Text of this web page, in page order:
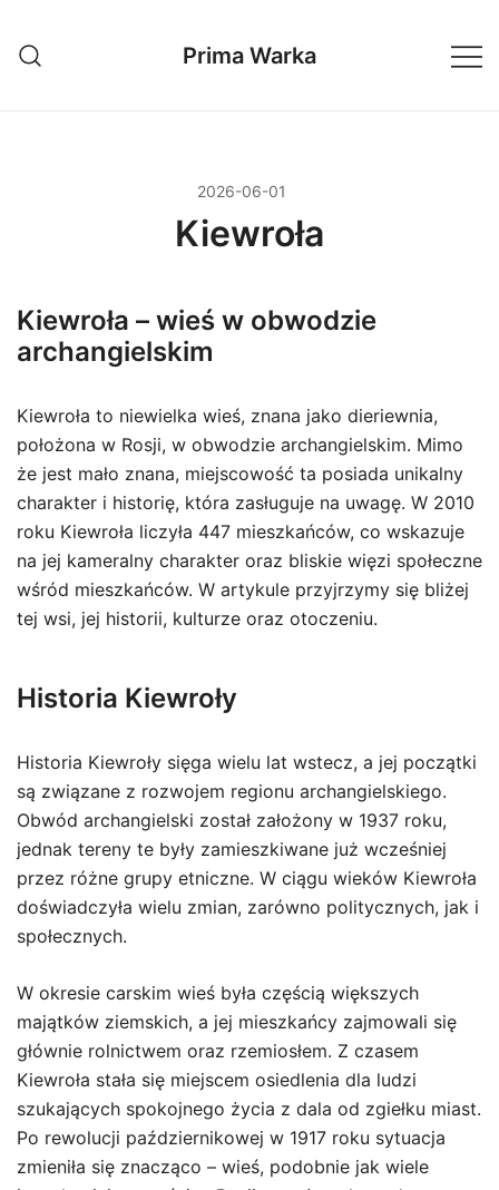
treści
Prima Warka
2026-06-01
Kiewroła
Kiewroła – wieś w obwodzie
archangielskim
Kiewroła to niewielka wieś, znana jako dieriewnia,
położona w Rosji, w obwodzie archangielskim. Mimo
że jest mało znana, miejscowość ta posiada unikalny
charakter i historię, która zasługuje na uwagę. W 2010
roku Kiewroła liczyła 447 mieszkańców, co wskazuje
na jej kameralny charakter oraz bliskie więzi społeczne
wśród mieszkańców. W artykule przyjrzymy się bliżej
tej wsi, jej historii, kulturze oraz otoczeniu.
Historia Kiewroły
Historia Kiewroły sięga wielu lat wstecz, a jej początki
są związane z rozwojem regionu archangielskiego.
Obwód archangielski został założony w 1937 roku,
jednak tereny te były zamieszkiwane już wcześniej
przez różne grupy etniczne. W ciągu wieków Kiewroła
doświadczyła wielu zmian, zarówno politycznych, jak i
społecznych.
W okresie carskim wieś była częścią większych
majątków ziemskich, a jej mieszkańcy zajmowali się
głównie rolnictwem oraz rzemiosłem. Z czasem
Kiewroła stała się miejscem osiedlenia dla ludzi
szukających spokojnego życia z dala od zgiełku miast.
Po rewolucji październikowej w 1917 roku sytuacja
zmieniła się znacząco – wieś, podobnie jak wiele